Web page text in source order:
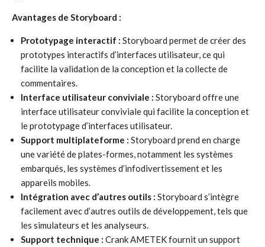
Avantages de Storyboard :
Prototypage interactif : Storyboard permet de créer des
prototypes interactifs d’interfaces utilisateur, ce qui
facilite la validation de la conception et la collecte de
commentaires.
Interface utilisateur conviviale : Storyboard offre une
interface utilisateur conviviale qui facilite la conception et
le prototypage d’interfaces utilisateur.
Support multiplateforme : Storyboard prend en charge
une variété de plates-formes, notamment les systèmes
embarqués, les systèmes d’infodivertissement et les
appareils mobiles.
Intégration avec d’autres outils : Storyboard s’intègre
facilement avec d’autres outils de développement, tels que
les simulateurs et les analyseurs.
Support technique : Crank AMETEK fournit un support